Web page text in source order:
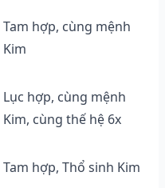
Tam hợp, cùng mệnh
Kim
Lục hợp, cùng mệnh
Kim, cùng thế hệ 6x
Tam hợp, Thổ sinh Kim